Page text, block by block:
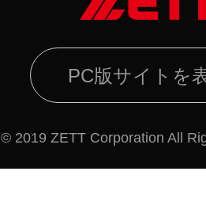
PC版サイトを
© 2019 ZETT Corporation All